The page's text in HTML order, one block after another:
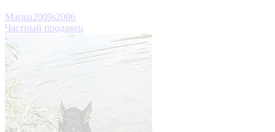
Marina2009s2006
Частный продавец